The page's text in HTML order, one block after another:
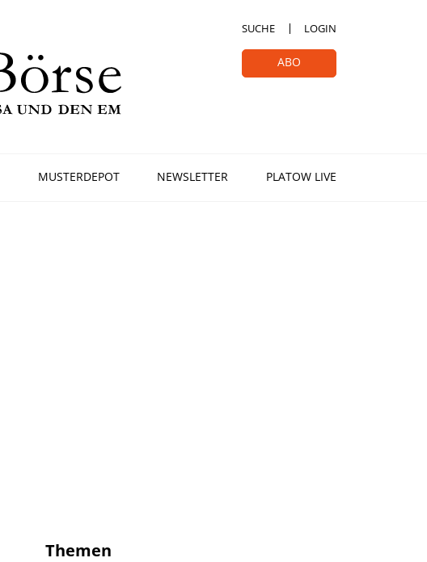
SUCHE LOGIN
ABO
MUSTERDEPOT NEWSLETTER
PLATOW LIVE
Themen